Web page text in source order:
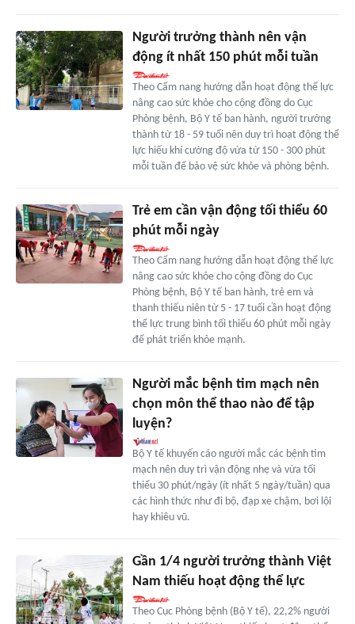
Người trưởng thành nên vận
động ít nhất 150 phút mỗi tuần
Theo Cẩm nang hướng dẫn hoạt động thể lực
nâng cao sức khỏe cho cộng đồng do Cục
Phòng bệnh, Bộ Y tế ban hành, người trưởng
thành từ 18 - 59 tuổi nên duy trì hoạt động thể
lực hiếu khí cường độ vừa từ 150 - 300 phút
mỗi tuần để bảo vệ sức khỏe và phòng bệnh.
Trẻ em cần vận động tối thiểu 60
phút mỗi ngày
Theo Cẩm nang hướng dẫn hoạt động thể lực
nâng cao sức khỏe cho cộng đồng do Cục
Phòng bệnh, Bộ Y tế ban hành, trẻ em và
thanh thiếu niên từ 5 - 17 tuổi cần hoạt động
thể lực trung bình tối thiểu 60 phút mỗi ngày
để phát triển khỏe mạnh.
Người mắc bệnh tim mạch nên
chọn môn thể thao nào để tập
luyện?
Bộ Y tế khuyến cáo người mắc các bệnh tim
mạch nên duy trì vận động nhẹ và vừa tối
thiểu 30 phút/ngày (ít nhất 5 ngày/tuần) qua
các hình thức như đi bộ, đạp xe chậm, bơi lội
hay khiêu vũ.
Gần 1/4 người trưởng thành Việt
Nam thiếu hoạt động thể lực
Theo Cục Phòng bệnh (Bộ Y tế), 22,2% người